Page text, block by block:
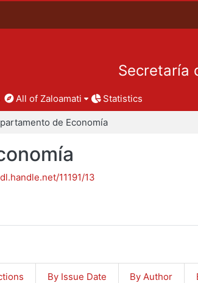
Secretaría
All of Zaloamati Statistics
de Economía
11191/13
By Issue Date By Author